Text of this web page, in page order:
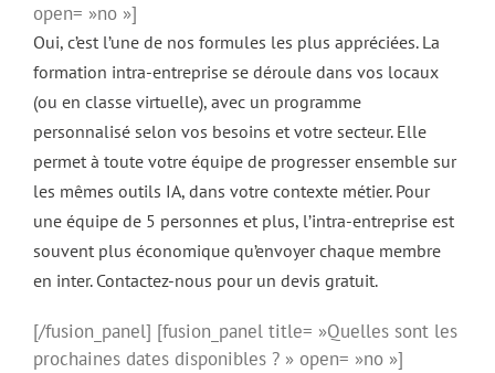
open= »no »]
Oui, c’est l’une de nos formules les plus appréciées. La
formation intra-entreprise se déroule dans vos locaux
(ou en classe virtuelle), avec un programme
personnalisé selon vos besoins et votre secteur. Elle
permet à toute votre équipe de progresser ensemble sur
les mêmes outils IA, dans votre contexte métier. Pour
une équipe de 5 personnes et plus, l’intra-entreprise est
souvent plus économique qu’envoyer chaque membre
en inter. Contactez-nous pour un devis gratuit.
[/fusion_panel] [fusion_panel title= »Quelles sont les
prochaines dates disponibles ? » open= »no »]